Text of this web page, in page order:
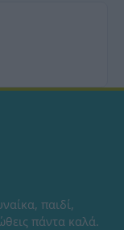
παιδί,
πάντα καλά.